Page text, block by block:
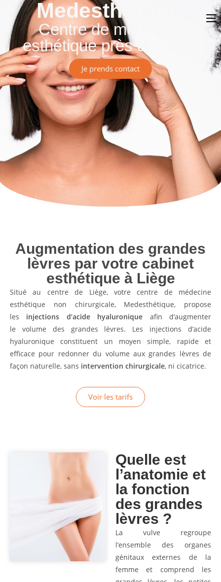
Medesthétique
Centre de médecine
esthétique près de Liège
Je prends contact
Augmentation des grandes
lèvres par votre cabinet
esthétique à Liège
Situé au centre de Liège, votre centre de médecine
esthétique non chirurgicale, Medesthétique, propose
les injections d’acide hyaluronique afin d’augmenter
le volume des grandes lèvres. Les injections d’acide
hyaluronique constituent un moyen simple, rapide et
efficace pour redonner du volume aux grandes lèvres de
façon naturelle, sans intervention chirurgicale, ni cicatrice.
Voir les tarifs
Quelle est
l’anatomie et
la fonction
des grandes
lèvres ?
La vulve regroupe
l’ensemble des organes
génitaux externes de la
femme et comprend les